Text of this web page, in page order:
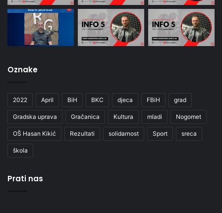
Oznake
2022 April BiH BKC djeca FBiH grad
Gradska uprava Gračanica Kultura mladi Nogomet
OŠ Hasan Kikić Rezultati solidarnost Sport sreca
škola
Prati nas